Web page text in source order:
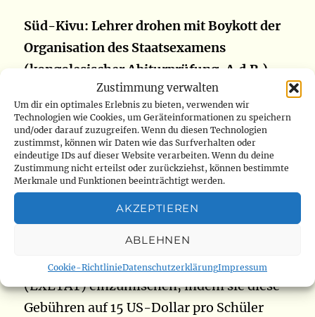
Zustimmung verwalten
Um dir ein optimales Erlebnis zu bieten, verwenden wir
Technologien wie Cookies, um Geräteinformationen zu speichern
und/oder darauf zuzugreifen. Wenn du diesen Technologien
zustimmst, können wir Daten wie das Surfverhalten oder
eindeutige IDs auf dieser Website verarbeiten. Wenn du deine
Zustimmung nicht erteilst oder zurückziehst, können bestimmte
Merkmale und Funktionen beeinträchtigt werden.
AKZEPTIEREN
ABLEHNEN
Cookie-RichtlinieDatenschutzerklärungImpressum
Süd-Kivu: Lehrer drohen mit Boykott der
Organisation des Staatsexamens
(kongolesischer Abiturprüfung, A.d.R.)
Das Gremium der Inspektoren des
Primar-, Sekundar- und Fachschulwesens
(EPST) droht, die Organisation der
Staatsprüfungen zu boykottieren, wenn
gesenkt werden. Ihnen zufolge ist es nicht
Sache der Provinzabgeordneten, sich in
die Organisation des Staatsexamens
(EXETAT) einzumischen, indem sie diese
Gebühren auf 15 US-Dollar pro Schüler